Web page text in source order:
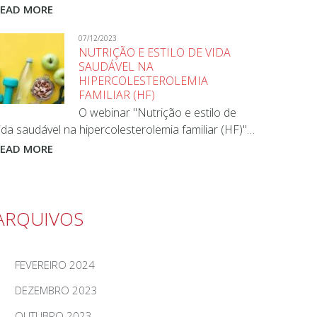
MORE
07/12/2023
NUTRIÇÃO E ESTILO DE VIDA
SAUDÁVEL NA
HIPERCOLESTEROLEMIA
FAMILIAR (HF)
O webinar "Nutrição e estilo de
saudável na hipercolesterolemia familiar (HF)"…
MORE
FEVEREIRO 2024
DEZEMBRO 2023